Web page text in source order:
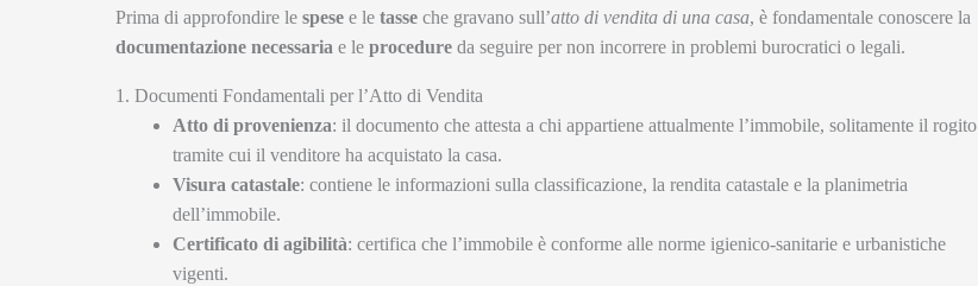
Prima di approfondire le spese e le tasse che gravano sull’atto di vendita di una casa, è fondamentale conoscere la
documentazione necessaria e le procedure da seguire per non incorrere in problemi burocratici o legali.
1. Documenti Fondamentali per l’Atto di Vendita
Atto di provenienza: il documento che attesta a chi appartiene attualmente l’immobile, solitamente il rogito
tramite cui il venditore ha acquistato la casa.
Visura catastale: contiene le informazioni sulla classificazione, la rendita catastale e la planimetria
dell’immobile.
Certificato di agibilità: certifica che l’immobile è conforme alle norme igienico-sanitarie e urbanistiche
vigenti.